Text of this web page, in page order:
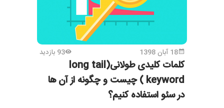
18 آبان 1398 93 بازدید
کلمات کلیدی طولانی(long tail
keyword ) چیست و چگونه از آن ها
در سئو استفاده کنیم؟